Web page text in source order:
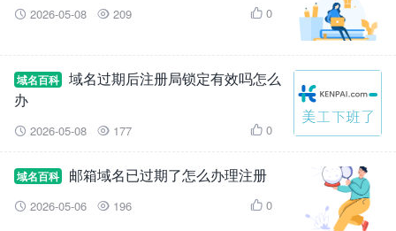
 2026-05-08  209  0
域名百科
域名过期后注册局锁定有效吗怎么
办
 2026-05-08  177  0
域名百科 邮箱域名已过期了怎么办理注册
 2026-05-06  196  0